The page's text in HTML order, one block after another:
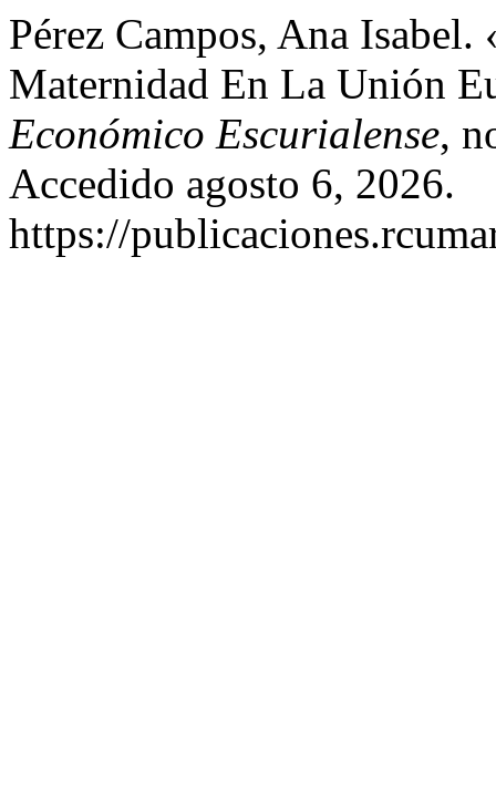
Pérez Campos, Ana
Maternidad En La Unión
Económico Escurialense,
Accedido agosto 6, 2026.
https://